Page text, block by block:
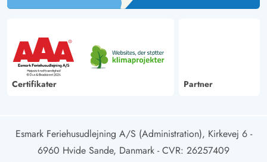
Certifikater Partner
Esmark Feriehusudlejning A/S (Administration), Kirkevej 6 -
6960 Hvide Sande, Danmark - CVR: 26257409